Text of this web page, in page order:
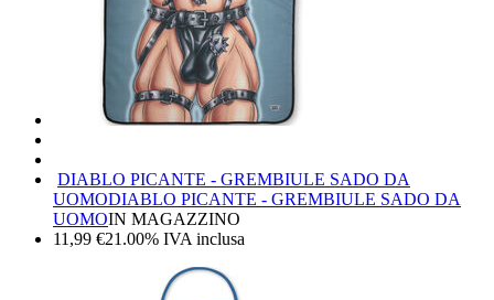
DIABLO PICANTE - GREMBIULE SADO DA
UOMODIABLO PICANTE - GREMBIULE SADO DA
UOMOIN MAGAZZINO
11,99 €21.00% IVA inclusa